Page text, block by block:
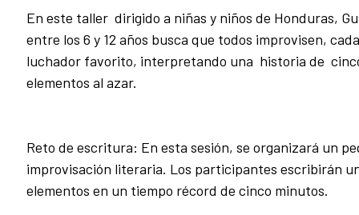
En este taller dirigido a niñas y niños de Honduras,
entre los 6 y 12 años busca que todos improvisen,
luchador favorito, interpretando una historia de
elementos al azar.
Reto de escritura: En esta sesión, se organizará un
improvisación literaria. Los participantes escribirán
elementos en un tiempo récord de cinco minutos.